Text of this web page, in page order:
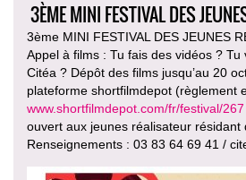
3ÈME MINI FESTIVAL DES
3ème MINI FESTIVAL DES JEUNES
Appel à films : Tu fais des vidéos ? Tu
Citéa ? Dépôt des films jusqu’au 20
plateforme shortfilmdepot (règlement
www.shortfilmdepot.com/fr/festival/267
ouvert aux jeunes réalisateur résidant
Renseignements : 03 83 64 69 41 /